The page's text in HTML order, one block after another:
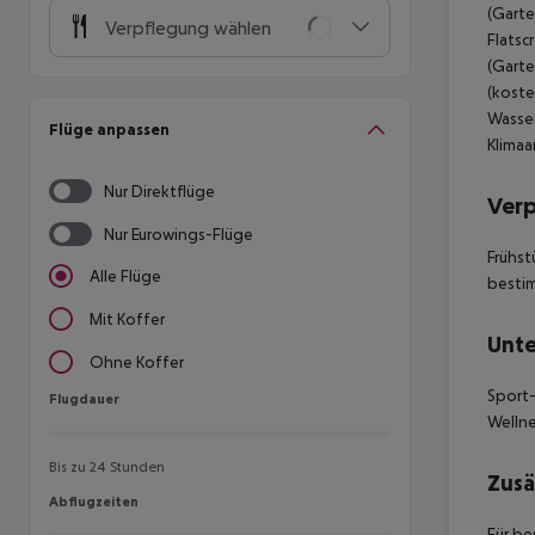
Verpflegung wählen
Flüge anpassen
Nur Direktflüge
Nur Eurowings-Flüge
Alle Flüge
Mit Koffer
Ohne Koffer
Flugdauer
Flugdauer
Bis zu 24 Stunden
Abflugzeiten
Abflugzeiten